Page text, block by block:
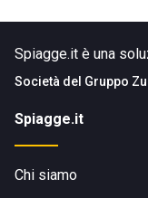
Spiagge.it è una
Società del Gruppo
Spiagge.it
Chi siamo